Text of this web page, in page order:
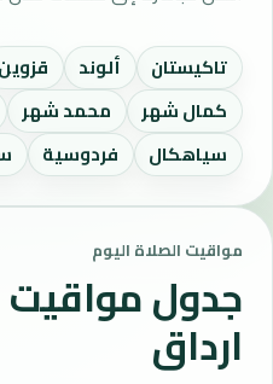
تاكيستان ألوند قزوين
كمال شهر
محمد شهر
سياهكال
فردوسية
مواقيت الصلاة اليوم
ارداق